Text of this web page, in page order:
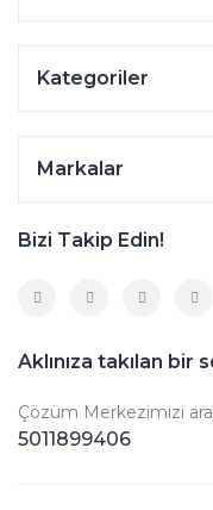
Kategoriler
Markalar
Bizi Takip Edin!
Aklınıza takılan bir
Çözüm Merkezimizi
5011899406